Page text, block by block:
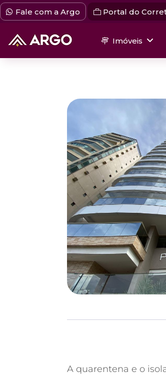
Fale com a Argo Portal do
Imóveis
A quarentena e o